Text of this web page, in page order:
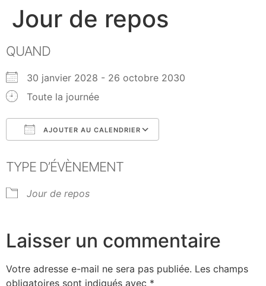
Jour de repos
QUAND
30 janvier 2028 - 26 octobre 2030
Toute la journée
AJOUTER AU CALENDRIER
TYPE D’ÉVÈNEMENT
Jour de repos
Laisser un commentaire
Votre adresse e-mail ne sera pas publiée. Les champs
obligatoires sont indiqués avec *